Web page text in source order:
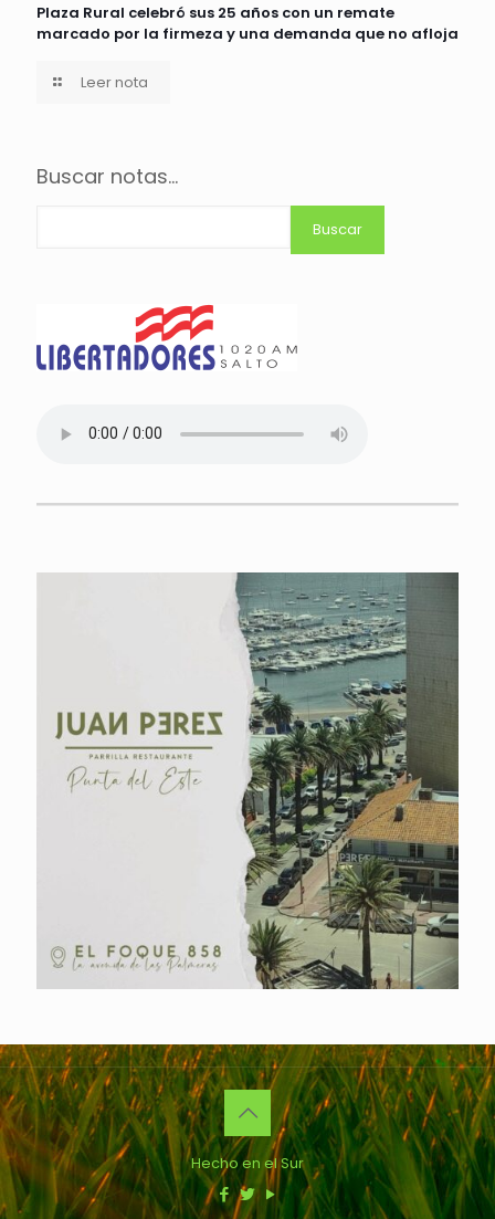
Plaza Rural celebró sus 25 años con un remate
marcado por la firmeza y una demanda que no afloja
Leer nota
Buscar notas...
Buscar
Hecho en el Sur